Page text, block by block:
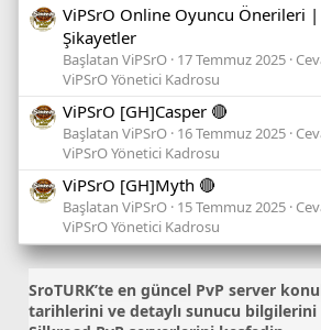
ViPSrO Online Oyuncu Önerileri |
Şikayetler
Başlatan ViPSrO 17 Temmuz 2025
ViPSrO Yönetici Kadrosu
ViPSrO [GH]Casper 🔴
Başlatan ViPSrO 16 Temmuz 2025
ViPSrO Yönetici Kadrosu
ViPSrO [GH]Myth 🔴
Başlatan ViPSrO 15 Temmuz 2025
ViPSrO Yönetici Kadrosu
SroTURK’te en güncel PvP server
tarihlerini ve detaylı sunucu